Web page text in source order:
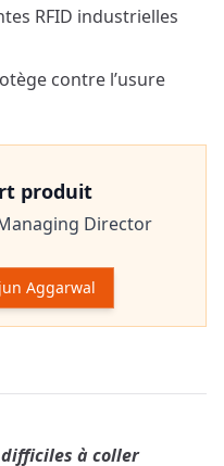
RFID industrielles
contre l’usure
produit
Director
Aggarwal
à coller